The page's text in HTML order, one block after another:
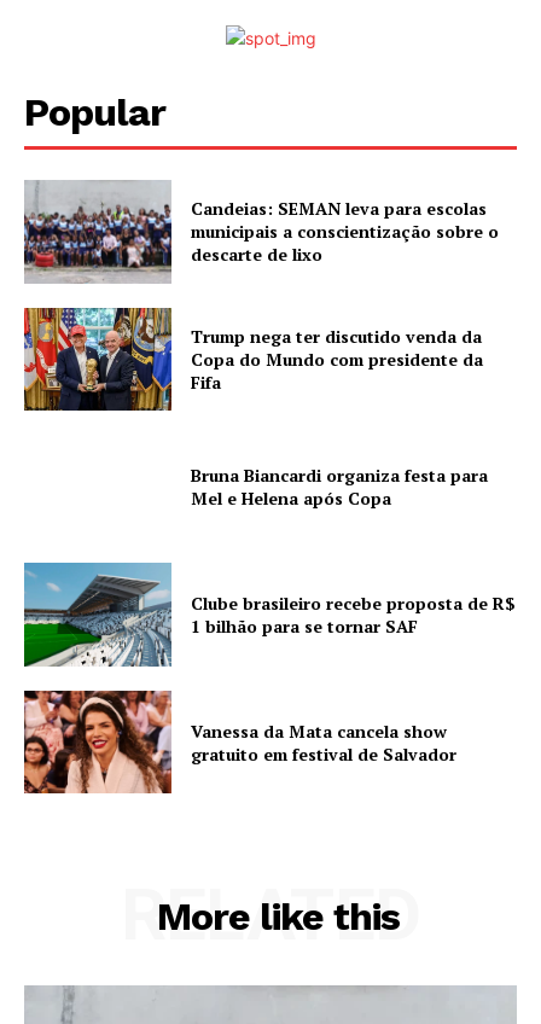
Popular
Candeias: SEMAN leva para escolas
municipais a conscientização sobre o
descarte de lixo
Trump nega ter discutido venda da
Copa do Mundo com presidente da
Fifa
Bruna Biancardi organiza festa para
Mel e Helena após Copa
Clube brasileiro recebe proposta de R$
1 bilhão para se tornar SAF
Vanessa da Mata cancela show
gratuito em festival de Salvador
More like this
RELATED